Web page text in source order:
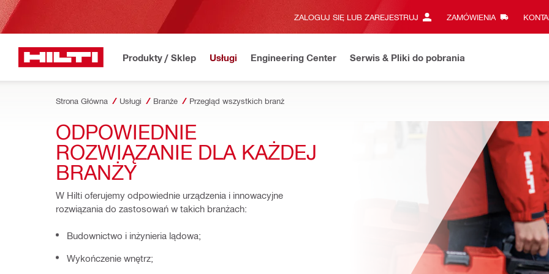
ZALOGUJ SIĘ LUB ZAREJESTRUJ ZAMÓWIENIA
Produkty / Sklep Usługi Engineering Center Serwis & Pliki do pobrania
Strona Główna Usługi Branże Przegląd wszystkich branż
ODPOWIEDNIE
ROZWIĄZANIE DLA KAŻDEJ
BRANŻY
W Hilti oferujemy odpowiednie urządzenia i innowacyjne
rozwiązania do zastosowań w takich branżach:
Budownictwo i inżynieria lądowa;
Wykończenie wnętrz;